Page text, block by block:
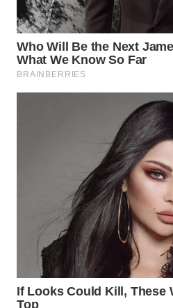
WN
NIAS
WN
TANJUNG
LESUNG
WN
KARO